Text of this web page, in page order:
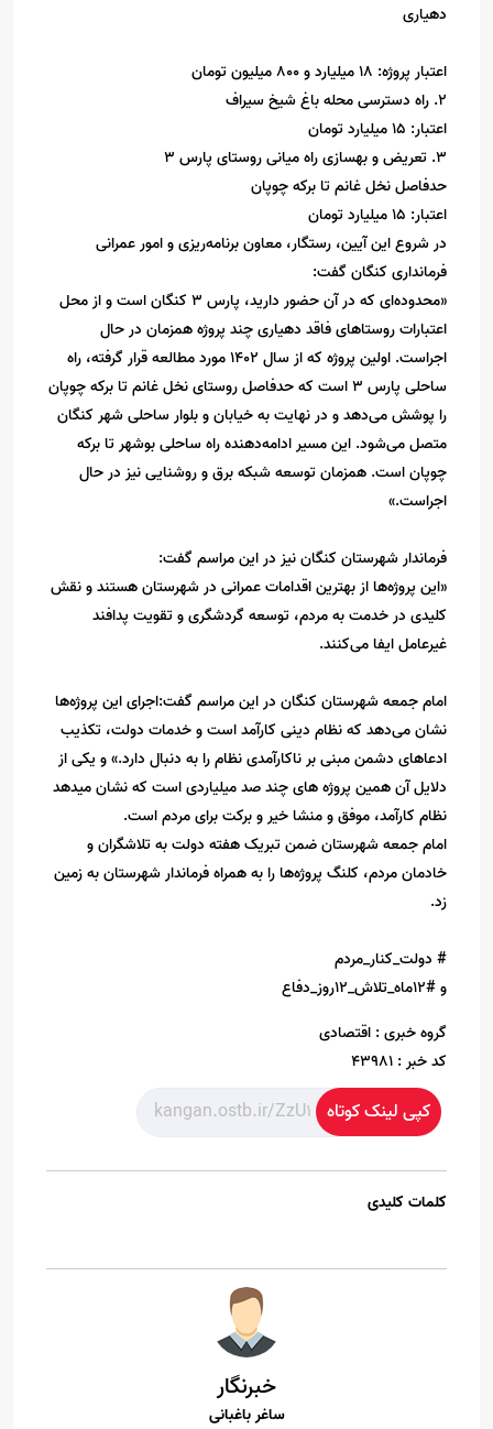
دهیاری
اعتبار پروژه: ۱۸ میلیارد و ۸۰۰ میلیون تومان
2. راه دسترسی محله باغ شیخ سیراف
اعتبار: ۱۵ میلیارد تومان
3. تعریض و بهسازی راه میانی روستای پارس ۳
حدفاصل نخل غانم تا برکه چوپان
اعتبار: ۱۵ میلیارد تومان
در شروع این آیین، رستگار، معاون برنامه‌ریزی و امور عمرانی
فرمانداری کنگان گفت:
«محدوده‌ای که در آن حضور دارید، پارس ۳ کنگان است و از محل
اعتبارات روستاهای فاقد دهیاری چند پروژه همزمان در حال
اجراست. اولین پروژه که از سال ۱۴۰۲ مورد مطالعه قرار گرفته، راه
ساحلی پارس ۳ است که حدفاصل روستای نخل غانم تا برکه چوپان
را پوشش می‌دهد و در نهایت به خیابان و بلوار ساحلی شهر کنگان
متصل می‌شود. این مسیر ادامه‌دهنده راه ساحلی بوشهر تا برکه
چوپان است. همزمان توسعه شبکه برق و روشنایی نیز در حال
اجراست.»
فرماندار شهرستان کنگان نیز در این مراسم گفت:
«این پروژه‌ها از بهترین اقدامات عمرانی در شهرستان هستند و نقش
کلیدی در خدمت به مردم، توسعه گردشگری و تقویت پدافند
غیرعامل ایفا می‌کنند.
امام جمعه شهرستان کنگان در این مراسم گفت:اجرای این پروژه‌ها
نشان می‌دهد که نظام دینی کارآمد است و خدمات دولت، تکذیب
ادعاهای دشمن مبنی بر ناکارآمدی نظام را به دنبال دارد.» و یکی از
دلایل آن همین پروژه های چند صد میلیاردی است که نشان میدهد
نظام کارآمد، موفق و منشا خیر و برکت برای مردم است.
امام جمعه شهرستان ضمن تبریک هفته دولت به تلاشگران و
خادمان مردم، کلنگ پروژه‌ها را به همراه فرماندار شهرستان به زمین
زد.
# دولت_کنار_مردم
و #۱۲ماه_تلاش_۱۲روز_دفاع
گروه خبری : اقتصادی
کد خبر : 43981
کپی لینک کوتاه
کلمات کلیدی
خبرنگار
ساغر باغبانی